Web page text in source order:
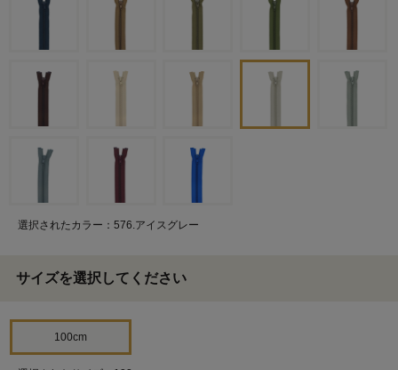
選択されたカラー：576.アイスグレー
サイズを選択してください
100cm